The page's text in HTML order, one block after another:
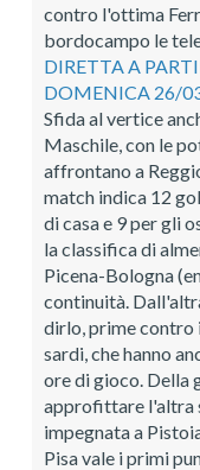
contro l'ottima
bordocampo le
DIRETTA A
DOMENICA 26/
Sfida al vertice
Maschile, con le
affrontano a
match indica 12
di casa e 9 per gli
la classifica di
Picena-Bologna
continuità.
dirlo, prime contro
sardi, che hanno
ore di gioco. Della
approfittare l'altra
impegnata a
Pisa vale i primi